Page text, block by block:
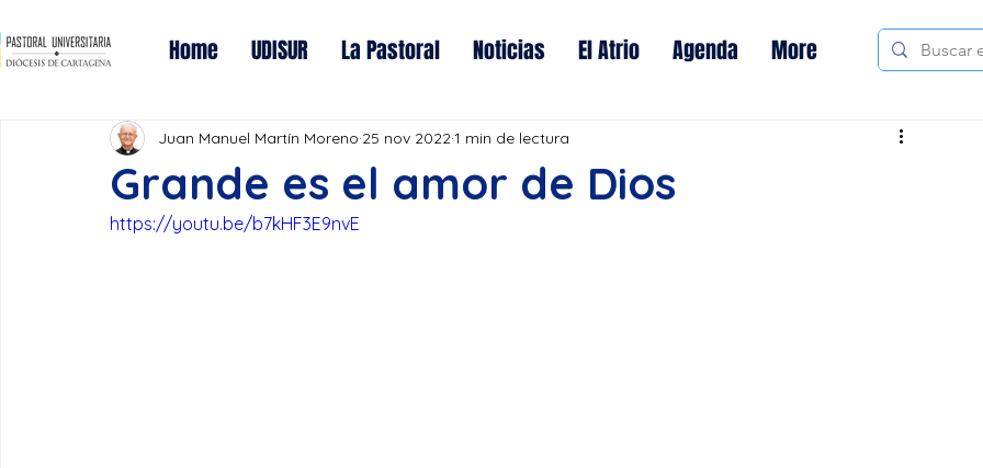
Home UDISUR La Pastoral Noticias El Atrio Agenda More
Grande es el amor de Dios
Juan Manuel Martín Moreno 25 nov 2022 1 min de lectura
https://youtu.be/b7kHF3E9nvE